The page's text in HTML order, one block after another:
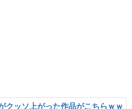
クッソ上がった作品がこちらｗｗ